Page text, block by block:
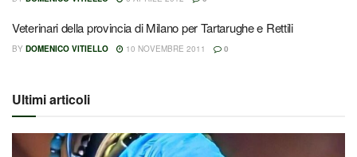
Veterinari della provincia di Milano per Tartarughe e Rettili
BY DOMENICO VITIELLO 10 NOVEMBRE 2011 0
Ultimi articoli